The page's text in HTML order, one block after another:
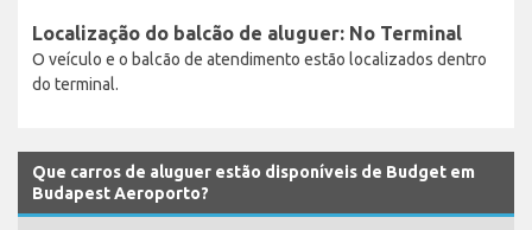
Localização do balcão de aluguer: No Terminal
O veículo e o balcão de atendimento estão localizados dentro
do terminal.
Que carros de aluguer estão disponíveis de Budget em
Budapest Aeroporto?